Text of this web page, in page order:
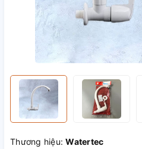
Thương hiệu:Watertec